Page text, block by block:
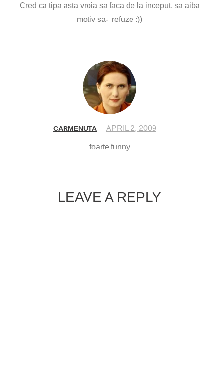
Cred ca tipa asta vroia sa faca de la inceput, sa aiba
motiv sa-l refuze :))
CARMENUTA APRIL 2, 2009
foarte funny
LEAVE A REPLY